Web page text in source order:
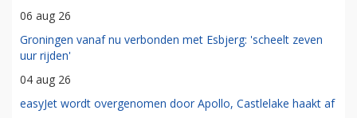
06 aug 26
Groningen vanaf nu verbonden met Esbjerg: 'scheelt zeven
uur rijden'
04 aug 26
easyJet wordt overgenomen door Apollo, Castlelake haakt af